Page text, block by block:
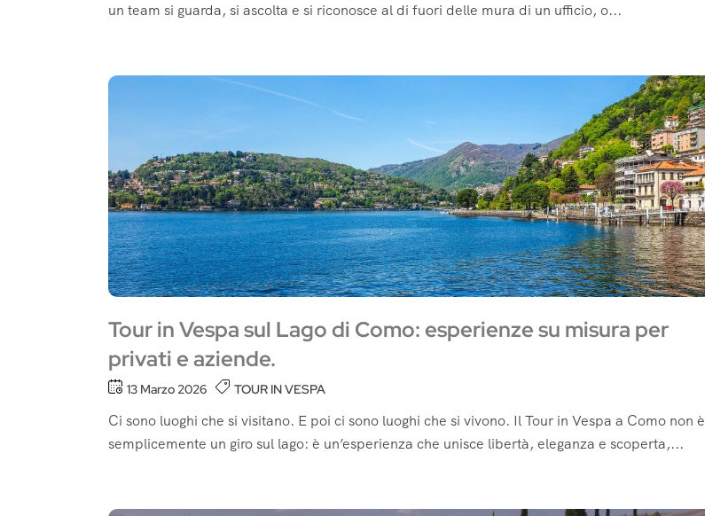
un team si guarda, si ascolta e si riconosce al di fuori delle mura di un ufficio, o...
Tour in Vespa sul Lago di Como: esperienze su misura per
privati e aziende.
13 Marzo 2026 TOUR IN VESPA
Ci sono luoghi che si visitano. E poi ci sono luoghi che si vivono. Il Tour in Vespa a Como non è
semplicemente un giro sul lago: è un’esperienza che unisce libertà, eleganza e scoperta,...